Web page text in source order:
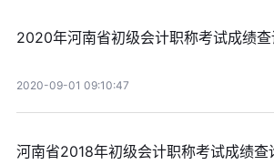
2020年河南省初级会计职称考试成绩
2020-09-01 09:10:47
河南省2018年初级会计职称考试成绩查